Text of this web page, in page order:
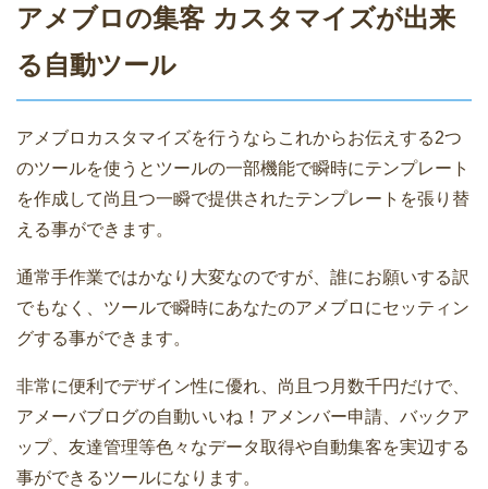
アメブロの集客 カスタマイズが出来
る自動ツール
アメブロカスタマイズを行うならこれからお伝えする2つ
のツールを使うとツールの一部機能で瞬時にテンプレート
を作成して尚且つ一瞬で提供されたテンプレートを張り替
える事ができます。
通常手作業ではかなり大変なのですが、誰にお願いする訳
でもなく、ツールで瞬時にあなたのアメブロにセッティン
グする事ができます。
非常に便利でデザイン性に優れ、尚且つ月数千円だけで、
アメーバブログの自動いいね！アメンバー申請、バックア
ップ、友達管理等色々なデータ取得や自動集客を実辺する
事ができるツールになります。